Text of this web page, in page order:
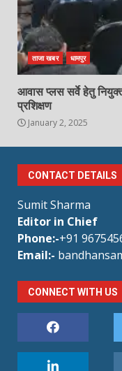
ताजा खबर धामपुर
आवास प्लस सर्वे हेतु नियुक्त
प्रशिक्षण
January 2, 2025
CONTACT DETAILS
Sumit Sharma
Editor in Chief
Phone:-+91
Email:-
CONNECT WITH US